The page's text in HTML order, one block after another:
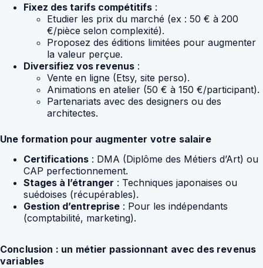
Fixez des tarifs compétitifs :
Etudier les prix du marché (ex : 50 € à 200
€/pièce selon complexité).
Proposez des éditions limitées pour augmenter
la valeur perçue.
Diversifiez vos revenus :
Vente en ligne (Etsy, site perso).
Animations en atelier (50 € à 150 €/participant).
Partenariats avec des designers ou des
architectes.
Une formation pour augmenter votre salaire
Certifications : DMA (Diplôme des Métiers d’Art) ou
CAP perfectionnement.
Stages à l’étranger : Techniques japonaises ou
suédoises (récupérables).
Gestion d’entreprise : Pour les indépendants
(comptabilité, marketing).
Conclusion : un métier passionnant avec des revenus
variables